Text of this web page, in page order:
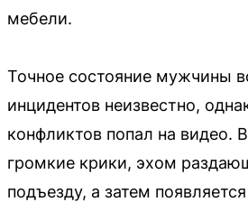
мебели.
Точное состояние мужчины
инцидентов неизвестно,
конфликтов попал на видео.
громкие крики, эхом
подъезду, а затем